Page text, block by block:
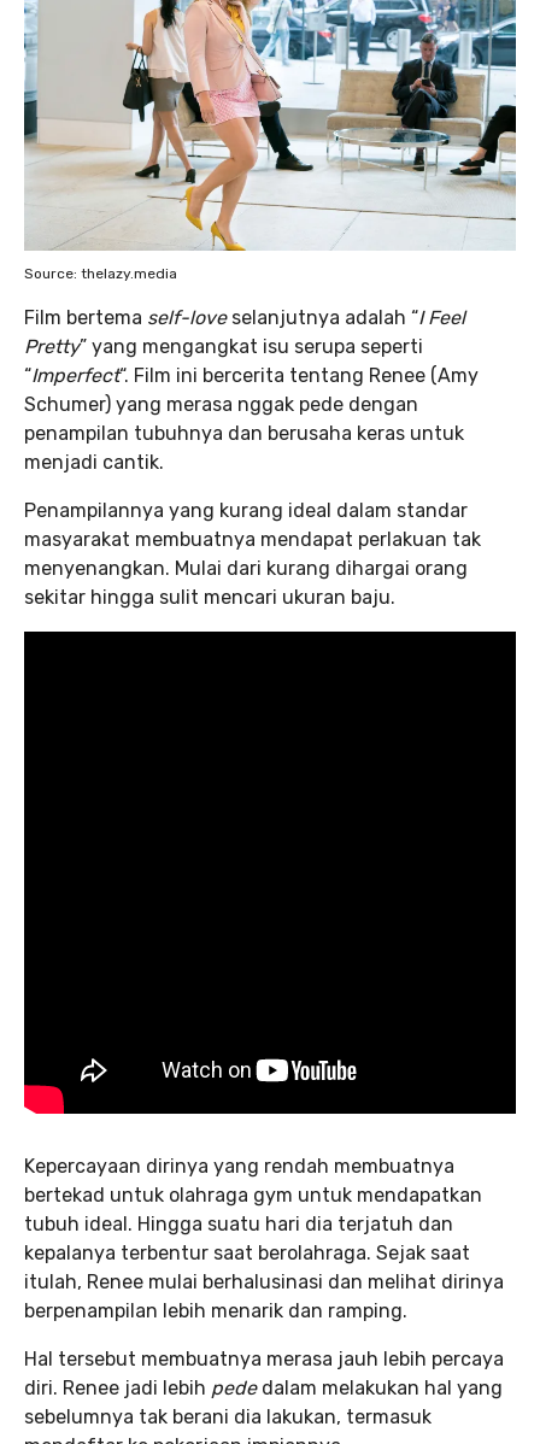
Source: thelazy.media
Film bertema self-loveselanjutnya adalah “I Feel
Pretty” yang mengangkat isu serupa seperti
“Imperfect“. Film ini bercerita tentang Renee (Amy
Schumer) yang merasa nggak pede dengan
penampilan tubuhnya dan berusaha keras untuk
menjadi cantik.
Penampilannya yang kurang ideal dalam standar
masyarakat membuatnya mendapat perlakuan tak
menyenangkan. Mulai dari kurang dihargai orang
sekitar hingga sulit mencari ukuran baju.
Kepercayaan dirinya yang rendah membuatnya
bertekad untuk olahraga gym untuk mendapatkan
tubuh ideal. Hingga suatu hari dia terjatuh dan
kepalanya terbentur saat berolahraga. Sejak saat
itulah, Renee mulai berhalusinasi dan melihat dirinya
berpenampilan lebih menarik dan ramping.
Hal tersebut membuatnya merasa jauh lebih percaya
diri. Renee jadi lebih pededalam melakukan hal yang
sebelumnya tak berani dia lakukan, termasuk